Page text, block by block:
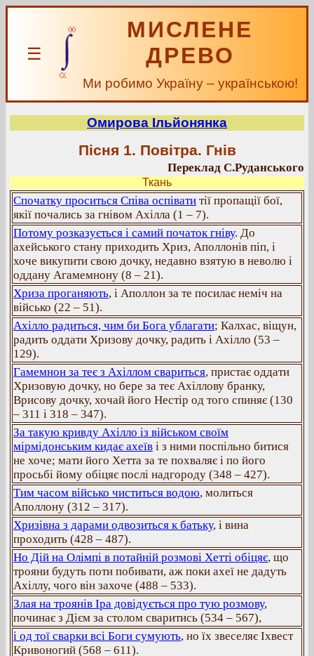
☰
МИСЛЕНЕ
ДРЕВО
Ми робимо Україну – українською!
Омирова Ільйонянка
Пісня 1. Повітра. Гнів
Переклад С.Руданського
Ткань
Спочатку проситься Співа оспівати тії пропащії бої,
якії почались за гнівом Ахілла (1 – 7).
Потому розказується і самий початок гніву. До
ахейського стану приходить Хриз, Аполлонів піп, і
хоче викупити свою дочку, недавно взятую в неволю і
оддану Агамемнону (8 – 21).
Хриза проганяють, і Аполлон за те посилає неміч на
військо (22 – 51).
Ахілло радиться, чим би Бога ублагати; Калхас, віщун,
радить оддати Хризову дочку, радить і Ахілло (53 –
129).
Гамемнон за теє з Ахіллом свариться, пристає оддати
Хризовую дочку, но бере за теє Ахіллову бранку,
Врисову дочку, хочай його Нестір од того спиняє (130
– 311 і 318 – 347).
За такую кривду Ахілло із військом своїм
мірмідонським кидає ахеїв і з ними поспільно битися
не хоче; мати його Хетта за те похваляє і по його
просьбі йому обіцяє послі надгороду (348 – 427).
Тим часом військо чиститься водою, молиться
Аполлону (312 – 317).
Хризівна з дарами одвозиться к батьку, і вина
проходить (428 – 487).
Но Дій на Олімпі в потайній розмові Хетті обіцяє, що
трояни будуть поти побивати, аж поки ахеї не дадуть
Ахіллу, чого він захоче (488 – 533).
Злая на троянів Іра довідується про тую розмову,
починає з Дієм за столом сваритись (534 – 567),
і од тої сварки всі Боги сумують, но їх звеселяє Іхвест
Кривоногий (568 – 611).